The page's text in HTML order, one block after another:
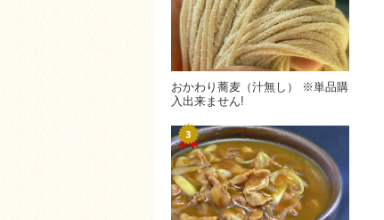
おかわり蕎麦（汁無し） ※単品購
入出来ません!